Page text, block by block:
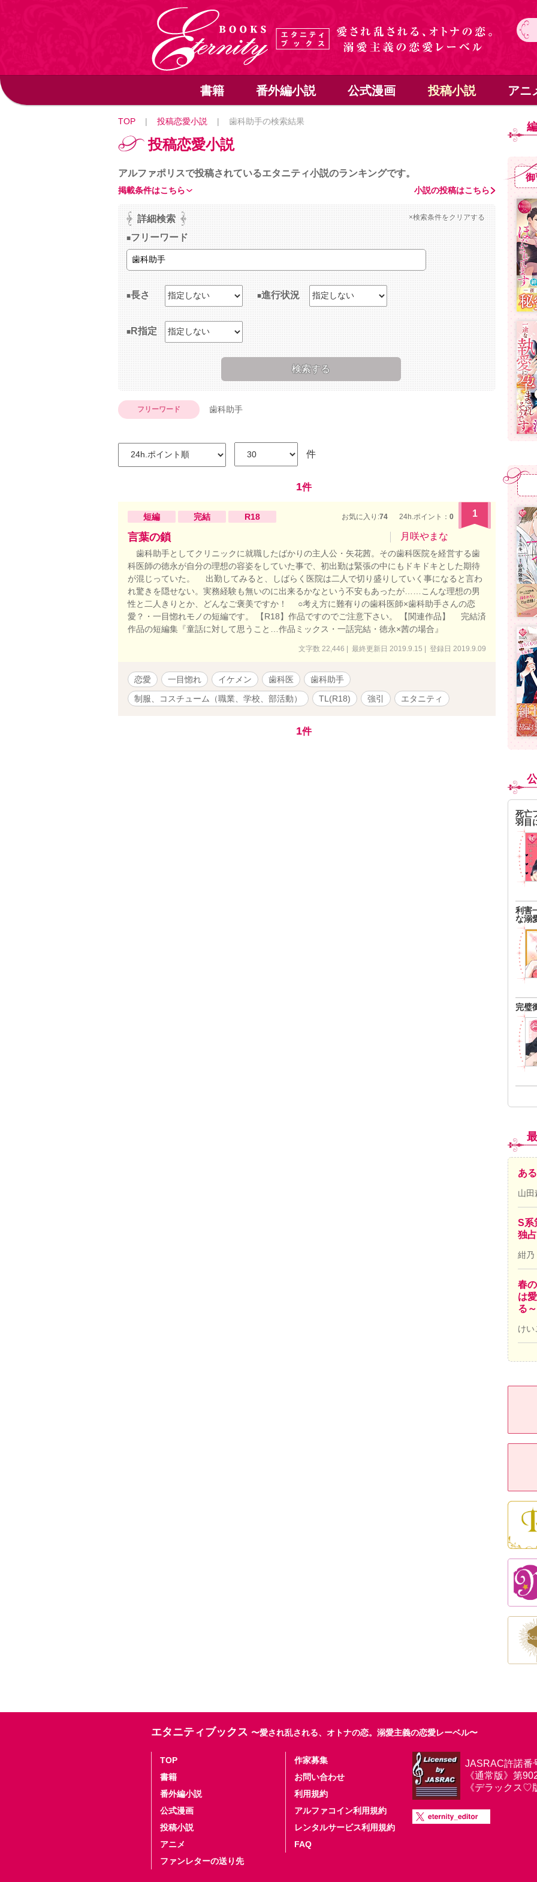
書籍 番外編小説 公式漫画 投稿小説 アニ
TOP | 投稿恋愛小説 | 歯科助手の検索結果
投稿恋愛小説
アルファポリスで投稿されているエタニティ小説のランキングです。
小説の投稿はこちら
掲載条件はこちら
詳細検索 ×検索条件をクリアする
フリーワード
長さ 進行状況
R指定
フリーワード 歯科助手
件
1件
短編 完結 R18 お気に入り:74 24h.ポイント： 0 1
言葉の鎖 月咲やまな
歯科助手としてクリニックに就職したばかりの主人公・矢花茜。その歯科医院を経営する歯
科医師の徳永が自分の理想の容姿をしていた事で、初出勤は緊張の中にもドキドキとした期待
が混じっていた。 出勤してみると、しばらく医院は二人で切り盛りしていく事になると言わ
れ驚きを隠せない。実務経験も無いのに出来るかなという不安もあったが……こんな理想の男
性と二人きりとか、どんなご褒美ですか！ ○考え方に難有りの歯科医師×歯科助手さんの恋
愛？・一目惚れモノの短編です。 【R18】作品ですのでご注意下さい。 【関連作品】 完結済
作品の短編集『童話に対して思うこと…作品ミックス・一話完結・徳永×茜の場合』
文字数 22,446 | 最終更新日 2019.9.15 | 登録日 2019.9.09
恋愛 一目惚れ イケメン 歯科医
歯科助手
制服、コスチューム（職業、学校、部活動）
TL(R18) 強引 エタニティ
1件
死亡
羽目
利害
な溺
完璧
あ
山田
S系
独
紺乃
春
は
る～
けい
エタニティブックス 〜愛され乱される、オトナの恋。溺愛主義の恋愛レーベル〜
TOP
書籍
番外編小説
公式漫画
投稿小説
アニメ
ファンレターの送り先
作家募集
お問い合わせ
利用規約
アルファコイン利用規約
レンタルサービス利用規約
FAQ
JASRAC許諾番
《通常版》第
《デラックス♡